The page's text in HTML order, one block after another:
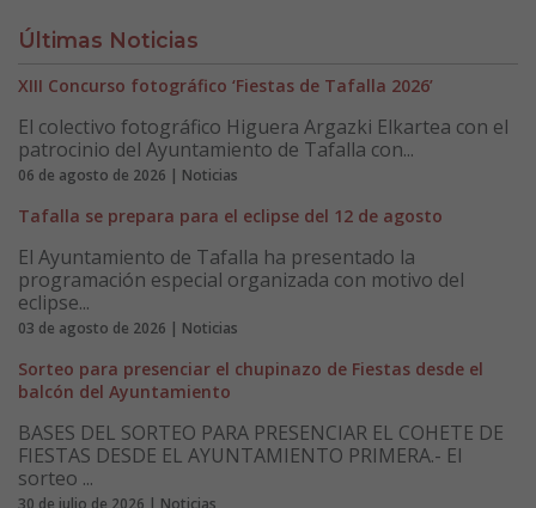
Últimas Noticias
XIII Concurso fotográfico ‘Fiestas de Tafalla 2026’
El colectivo fotográfico Higuera Argazki Elkartea con el
patrocinio del Ayuntamiento de Tafalla con...
06 de agosto de 2026 | Noticias
Tafalla se prepara para el eclipse del 12 de agosto
El Ayuntamiento de Tafalla ha presentado la
programación especial organizada con motivo del
eclipse...
03 de agosto de 2026 | Noticias
Sorteo para presenciar el chupinazo de Fiestas desde el
balcón del Ayuntamiento
BASES DEL SORTEO PARA PRESENCIAR EL COHETE DE
FIESTAS DESDE EL AYUNTAMIENTO PRIMERA.- El
sorteo ...